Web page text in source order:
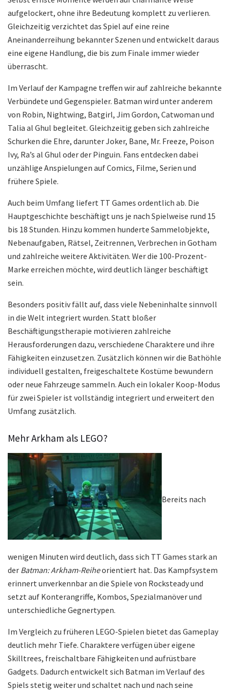
aufgelockert, ohne ihre Bedeutung komplett zu verlieren.
Gleichzeitig verzichtet das Spiel auf eine reine
Aneinanderreihung bekannter Szenen und entwickelt daraus
eine eigene Handlung, die bis zum Finale immer wieder
überrascht.
Im Verlauf der Kampagne treffen wir auf zahlreiche bekannte
Verbündete und Gegenspieler. Batman wird unter anderem
von Robin, Nightwing, Batgirl, Jim Gordon, Catwoman und
Talia al Ghul begleitet. Gleichzeitig geben sich zahlreiche
Schurken die Ehre, darunter Joker, Bane, Mr. Freeze, Poison
Ivy, Ra’s al Ghul oder der Pinguin. Fans entdecken dabei
unzählige Anspielungen auf Comics, Filme, Serien und
frühere Spiele.
Auch beim Umfang liefert TT Games ordentlich ab. Die
Hauptgeschichte beschäftigt uns je nach Spielweise rund 15
bis 18 Stunden. Hinzu kommen hunderte Sammelobjekte,
Nebenaufgaben, Rätsel, Zeitrennen, Verbrechen in Gotham
und zahlreiche weitere Aktivitäten. Wer die 100-Prozent-
Marke erreichen möchte, wird deutlich länger beschäftigt
sein.
Besonders positiv fällt auf, dass viele Nebeninhalte sinnvoll
in die Welt integriert wurden. Statt bloßer
Beschäftigungstherapie motivieren zahlreiche
Herausforderungen dazu, verschiedene Charaktere und ihre
Fähigkeiten einzusetzen. Zusätzlich können wir die Bathöhle
individuell gestalten, freigeschaltete Kostüme bewundern
oder neue Fahrzeuge sammeln. Auch ein lokaler Koop-Modus
für zwei Spieler ist vollständig integriert und erweitert den
Umfang zusätzlich.
Mehr Arkham als LEGO?
Bereits nach
wenigen Minuten wird deutlich, dass sich TT Games stark an
der Batman: Arkham-Reiheorientiert hat. Das Kampfsystem
erinnert unverkennbar an die Spiele von Rocksteady und
setzt auf Konterangriffe, Kombos, Spezialmanöver und
unterschiedliche Gegnertypen.
Im Vergleich zu früheren LEGO-Spielen bietet das Gameplay
deutlich mehr Tiefe. Charaktere verfügen über eigene
Skilltrees, freischaltbare Fähigkeiten und aufrüstbare
Gadgets. Dadurch entwickelt sich Batman im Verlauf des
Spiels stetig weiter und schaltet nach und nach seine